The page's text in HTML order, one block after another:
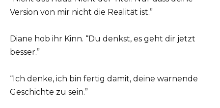
Version von mir nicht die Realität ist.”
Diane hob ihr Kinn. “Du denkst, es geht dir jetzt
besser.”
“Ich denke, ich bin fertig damit, deine warnende
Geschichte zu sein.”